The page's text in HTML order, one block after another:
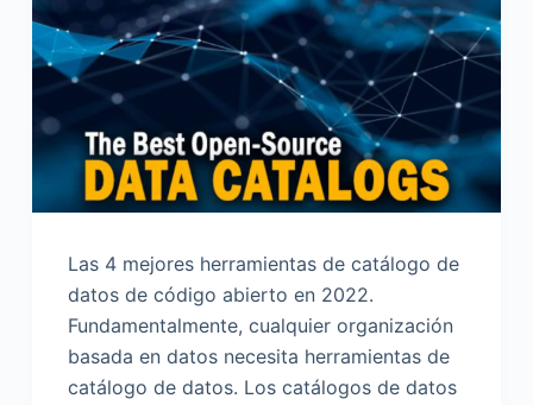
d
o
Las 4 mejores herramientas de catálogo de
datos de código abierto en 2022.
Fundamentalmente, cualquier organización
basada en datos necesita herramientas de
catálogo de datos. Los catálogos de datos